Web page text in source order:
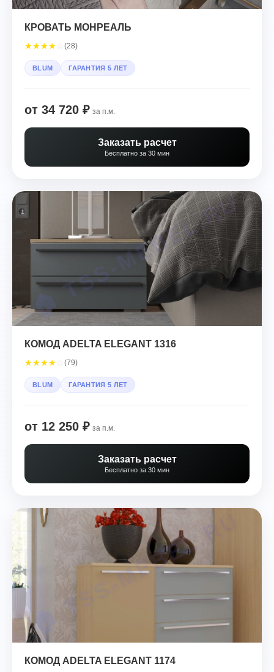
КРОВАТЬ МОНРЕАЛЬ
★★★★ (28)
BLUM ГАРАНТИЯ 5 ЛЕТ
от 34 720 ₽ за п.м.
Заказать расчет
Бесплатно за 30 мин
КОМОД ADELTA ELEGANT 1316
★★★★ (79)
BLUM ГАРАНТИЯ 5 ЛЕТ
от 12 250 ₽ за п.м.
Заказать расчет
Бесплатно за 30 мин
КОМОД ADELTA ELEGANT 1174